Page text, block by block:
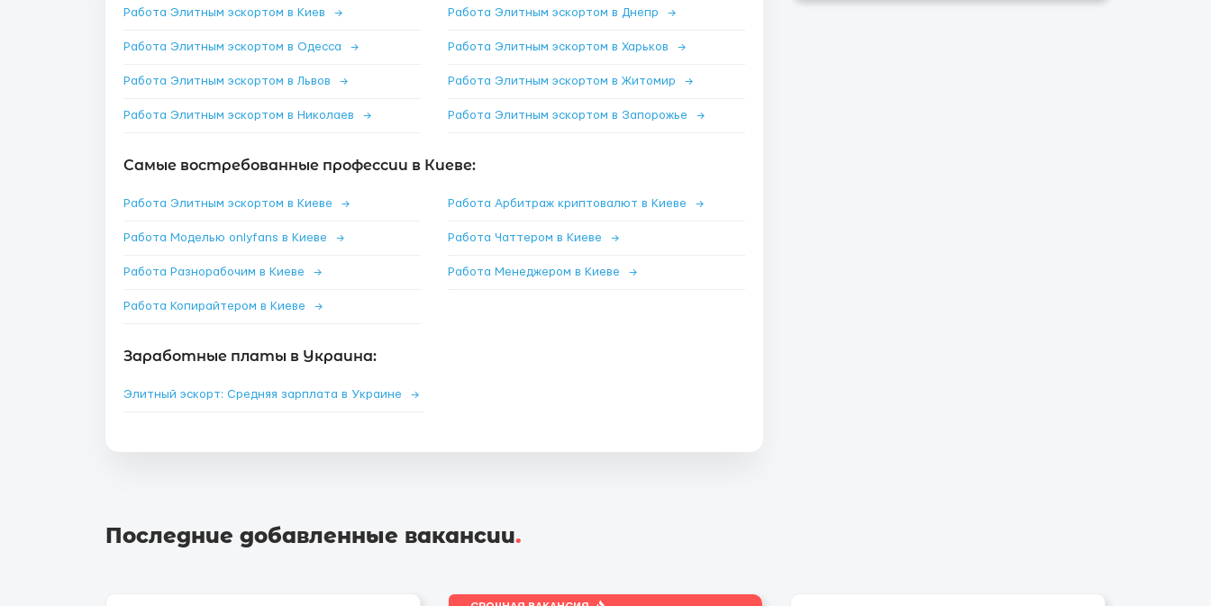
Работа Элитным эскортом в Киев → Работа Элитным эскортом в Днепр →
Работа Элитным эскортом в Одесса → Работа Элитным эскортом в Харьков →
Работа Элитным эскортом в Львов → Работа Элитным эскортом в Житомир →
Работа Элитным эскортом в Николаев → Работа Элитным эскортом в Запорожье →
Самые востребованные профессии в Киеве:
Работа Элитным эскортом в Киеве → Работа Арбитраж криптовалют в Киеве →
Работа Моделью onlyfans в Киеве → Работа Чаттером в Киеве →
Работа Разнорабочим в Киеве → Работа Менеджером в Киеве →
Работа Копирайтером в Киеве →
Заработные платы в Украина:
Элитный эскорт: Средняя зарплата в Украине →
Последние добавленные вакансии.